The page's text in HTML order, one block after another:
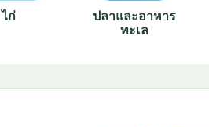
ไก่
ปลาและอาหาร
ทะเล